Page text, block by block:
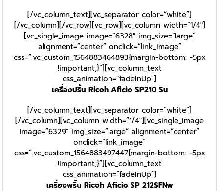
[/vc_column_text][vc_separator color=”white”]
[/vc_column][/vc_row][vc_row][vc_column width=”1/4″]
[vc_single_image image=”6328″ img_size=”large”
alignment=”center” onclick=”link_image”
css=”.vc_custom_1564883464893{margin-bottom: -5px
!important;}”][vc_column_text
css_animation=”fadeInUp”]
เครื่องปริ้น Ricoh Aficio SP210 Su
[/vc_column_text][vc_separator color=”white”]
[/vc_column][vc_column width=”1/4″][vc_single_image
image=”6329″ img_size=”large” alignment=”center”
onclick=”link_image”
css=”.vc_custom_1564883497447{margin-bottom: -5px
!important;}”][vc_column_text
css_animation=”fadeInUp”]
เครื่องพริ้น Ricoh Aficio SP 212SFNw